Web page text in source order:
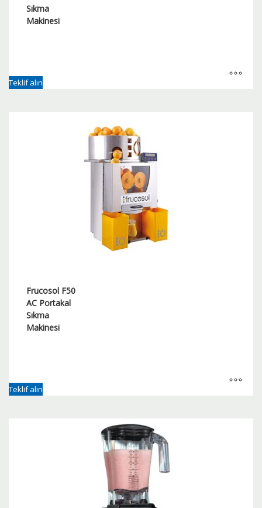
Sıkma
Makinesi
Teklif alın
Frucosol F50
AC Portakal
Sıkma
Makinesi
Teklif alın